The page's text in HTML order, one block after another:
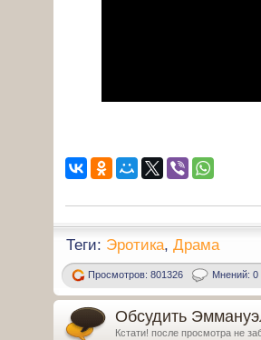
Теги: Эротика, Драма
Просмотров: 801326 Мнений: 0
Обсудить
Кстати! после просмотра не